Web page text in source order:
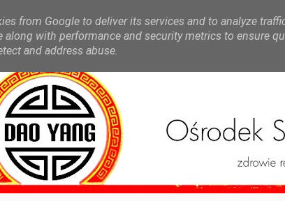
from Google to deliver its services and to analyze
along with performance and security metrics to ensure
and address abuse.